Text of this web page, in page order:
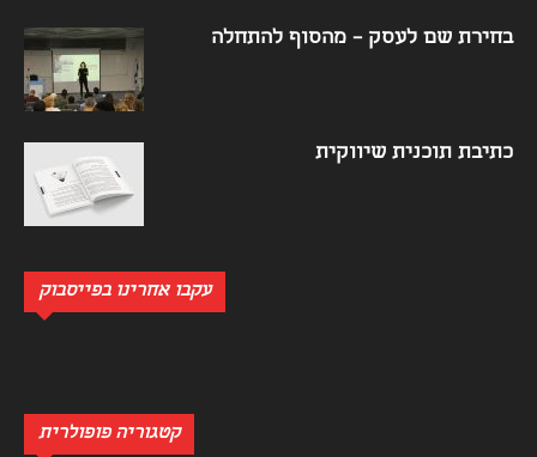
בחירת שם לעסק – מהסוף להתחלה
כתיבת תוכנית שיווקית
עקבו אחרינו בפייסבוק
קטגוריה פופולרית